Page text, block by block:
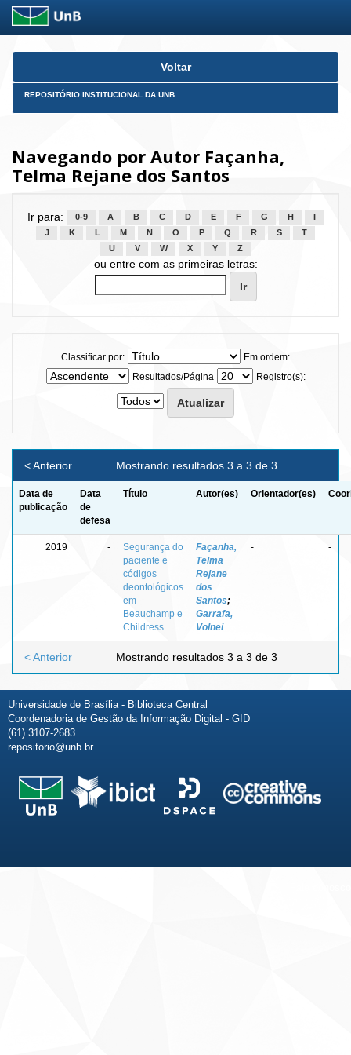
Skip
Voltar
REPOSITÓRIO INSTITUCIONAL DA UNB
Navegando por Autor Façanha,
Telma Rejane dos Santos
Ir para: 0-9 A B C D E F G H
J
K L M N O P Q R S
T
U
V W X Y Z
ou entre com as primeiras letras:
Classificar por:
Em ordem:
Resultados/Página
Registro(s):
Mostrando resultados 3 a 3 de 3
< Anterior
Data de
publicação
Data
de
defesa
Título Autor(es) Orientador(es)
2019 -
Segurança do
paciente e
códigos
deontológicos
em
Beauchamp e
Childress
Façanha,
Telma
Rejane
dos
Santos;
Garrafa,
Volnei
- -
Mostrando resultados 3 a 3 de 3
< Anterior
Universidade de Brasília - Biblioteca Central
Coordenadoria de Gestão da Informação Digital - GID
(61) 3107-2683
repositorio@unb.br